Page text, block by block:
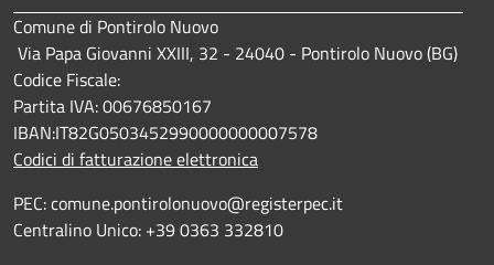
Comune di Pontirolo Nuovo
Via Papa Giovanni XXIII, 32 - 24040 - Pontirolo Nuovo (BG)
Codice Fiscale:
Partita IVA: 00676850167
IBAN:IT82G0503452990000000007578
Codici di fatturazione elettronica
PEC: comune.pontirolonuovo@registerpec.it
Centralino Unico: +39 0363 332810